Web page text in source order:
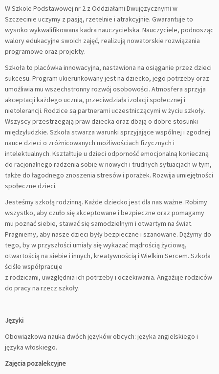
W Szkole Podstawowej nr 2 z Oddziałami Dwujęzycznymi w
Szczecinie uczymy z pasją, rzetelnie i atrakcyjnie. Gwarantuje to
wysoko wykwalifikowana kadra nauczycielska. Nauczyciele, podnosząc
walory edukacyjne swoich zajęć, realizują nowatorskie rozwiązania
programowe oraz projekty.
Szkoła to placówka innowacyjna, nastawiona na osiąganie przez dzieci
sukcesu. Program ukierunkowany jest na dziecko, jego potrzeby oraz
umożliwia mu wszechstronny rozwój osobowości. Atmosfera sprzyja
akceptacji każdego ucznia, przeciwdziała izolacji społecznej i
nietolerancji. Rodzice są partnerami uczestniczącymi w życiu szkoły.
Wszyscy przestrzegają praw dziecka oraz dbają o dobre stosunki
międzyludzkie. Szkoła stwarza warunki sprzyjające wspólnej i zgodnej
nauce dzieci o zróżnicowanych możliwościach fizycznych i
intelektualnych. Kształtuje u dzieci odporność emocjonalną konieczną
do racjonalnego radzenia sobie w nowych i trudnych sytuacjach w tym,
także do łagodnego znoszenia stresów i porażek. Rozwija umiejętności
społeczne dzieci.
Jesteśmy szkołą rodzinną. Każde dziecko jest dla nas ważne. Robimy
wszystko, aby czuło się akceptowane i bezpieczne oraz pomagamy
mu poznać siebie, stawać się samodzielnym i otwartym na świat.
Pragniemy, aby nasze dzieci były bezpieczne i szanowane. Dążymy do
tego, by w przyszłości umiały się wykazać mądrością życiową,
otwartością na siebie i innych, kreatywnością i Wielkim Sercem. Szkoła
ściśle współpracuje
z rodzicami, uwzględnia ich potrzeby i oczekiwania. Angażuje rodziców
do pracy na rzecz szkoły.
Języki
Obowiązkowa nauka dwóch języków obcych: języka angielskiego i
języka włoskiego.
Zajęcia pozalekcyjne